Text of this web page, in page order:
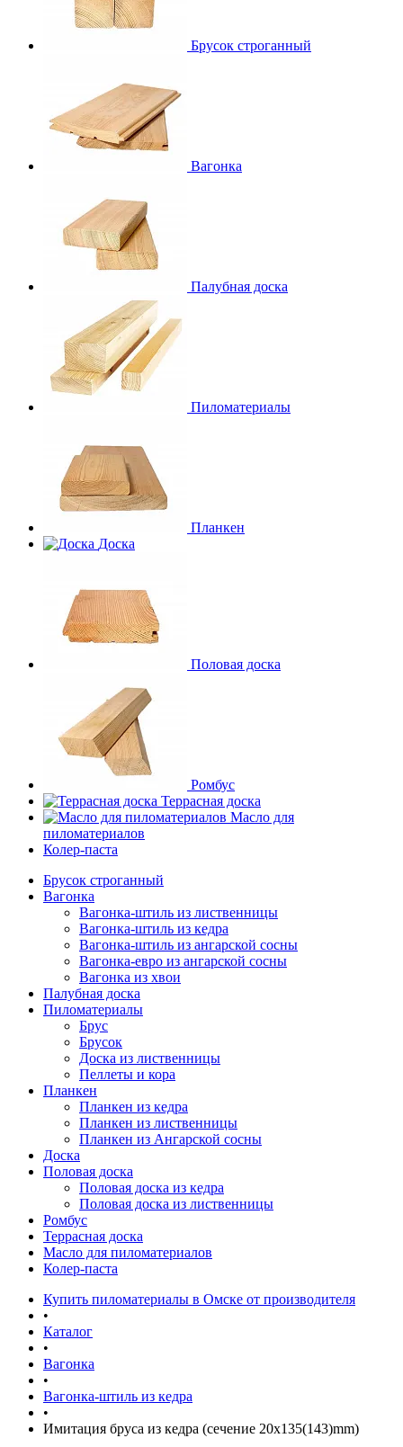
Брусок строганный
Вагонка
Палубная доска
Пиломатериалы
Планкен
Доска
Половая доска
Ромбус
Террасная доска
Масло для
пиломатериалов
Колер-паста
Брусок строганный
Вагонка
Вагонка-штиль из лиственницы
Вагонка-штиль из кедра
Вагонка-штиль из ангарской сосны
Вагонка-евро из ангарской сосны
Вагонка из хвои
Палубная доска
Пиломатериалы
Брус
Брусок
Доска из лиственницы
Пеллеты и кора
Планкен
Планкен из кедра
Планкен из лиственницы
Планкен из Ангарской сосны
Доска
Половая доска
Половая доска из кедра
Половая доска из лиственницы
Ромбус
Террасная доска
Масло для пиломатериалов
Колер-паста
Купить пиломатериалы в Омске от производителя
•
Каталог
•
Вагонка
•
Вагонка-штиль из кедра
•
Имитация бруса из кедра (сечение 20x135(143)mm)